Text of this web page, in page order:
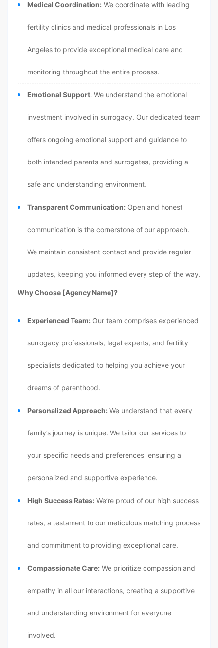
Medical Coordination: We coordinate with leading
fertility clinics and medical professionals in Los
Angeles to provide exceptional medical care and
monitoring throughout the entire process.
Emotional Support: We understand the emotional
investment involved in surrogacy. Our dedicated team
offers ongoing emotional support and guidance to
both intended parents and surrogates, providing a
safe and understanding environment.
Transparent Communication: Open and honest
communication is the cornerstone of our approach.
We maintain consistent contact and provide regular
updates, keeping you informed every step of the way.
Why Choose [Agency Name]?
Experienced Team: Our team comprises experienced
surrogacy professionals, legal experts, and fertility
specialists dedicated to helping you achieve your
dreams of parenthood.
Personalized Approach: We understand that every
family’s journey is unique. We tailor our services to
your specific needs and preferences, ensuring a
personalized and supportive experience.
High Success Rates: We’re proud of our high success
rates, a testament to our meticulous matching process
and commitment to providing exceptional care.
Compassionate Care: We prioritize compassion and
empathy in all our interactions, creating a supportive
and understanding environment for everyone
involved.